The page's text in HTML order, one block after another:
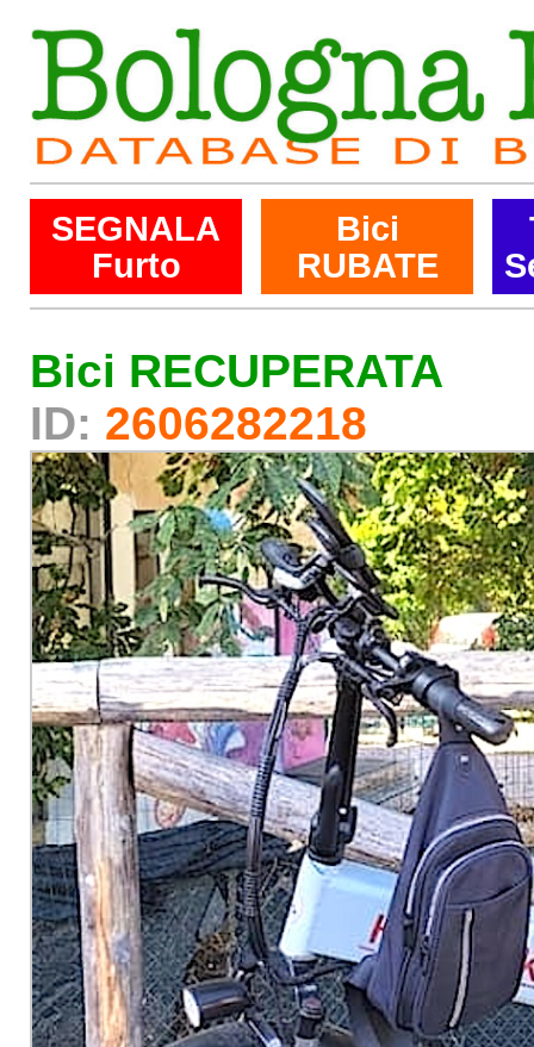
SEGNALA
Furto
Bici
RUBATE
Bici RECUPERATA
ID: 2606282218